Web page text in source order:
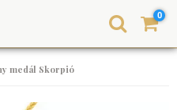
0
medál Skorpió